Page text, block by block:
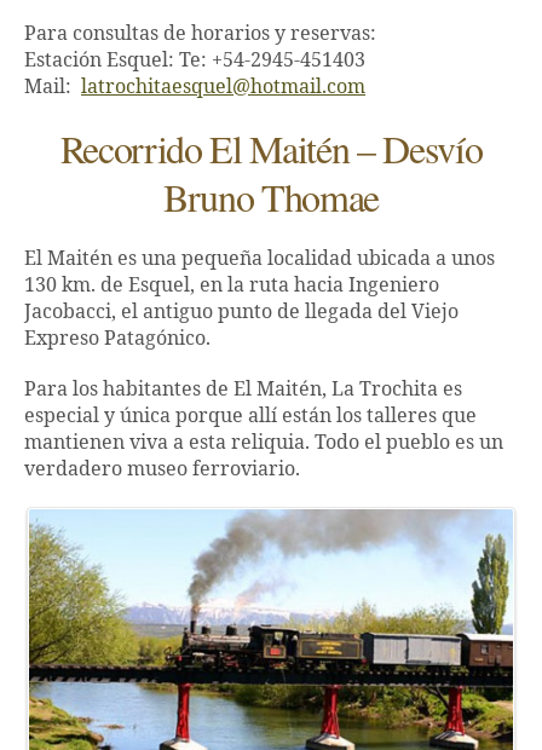
Para consultas de horarios y reservas:
Estación Esquel: Te: +54-2945-451403
Mail: latrochitaesquel@hotmail.com
Recorrido El Maitén – Desvío
Bruno Thomae
El Maitén es una pequeña localidad ubicada a unos
130 km. de Esquel, en la ruta hacia Ingeniero
Jacobacci, el antiguo punto de llegada del Viejo
Expreso Patagónico.
Para los habitantes de El Maitén, La Trochita es
especial y única porque allí están los talleres que
mantienen viva a esta reliquia. Todo el pueblo es un
verdadero museo ferroviario.